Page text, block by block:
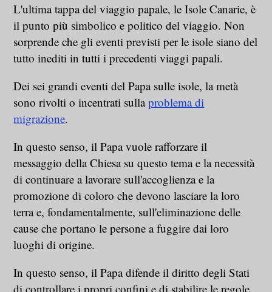
L'ultima tappa del viaggio papale, le Isole Canarie, è
il punto più simbolico e politico del viaggio. Non
sorprende che gli eventi previsti per le isole siano del
tutto inediti in tutti i precedenti viaggi papali.
Dei sei grandi eventi del Papa sulle isole, la metà
sono rivolti o incentrati sullaproblema di
migrazione.
In questo senso, il Papa vuole rafforzare il
messaggio della Chiesa su questo tema e la necessità
di continuare a lavorare sull'accoglienza e la
promozione di coloro che devono lasciare la loro
terra e, fondamentalmente, sull'eliminazione delle
cause che portano le persone a fuggire dai loro
luoghi di origine.
In questo senso, il Papa difende il diritto degli Stati
di controllare i propri confini e di stabilire le regole